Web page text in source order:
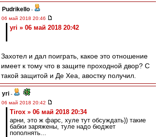
Pudrikello -
06 май 2018 20:46
yri » 06 май 2018 20:42
Захотел и дал поиграть, какое это отношение
имеет к тому что в защите проходной двор? С
такой защитой и Де Хеа, авостку получил.
yri -
06 май 2018 20:42
Tirox » 06 май 2018 20:34
арни, это ж фарс, хуле тут обсуждать)) такие
бабки заряжены, туле надо бюджет
пополнять...